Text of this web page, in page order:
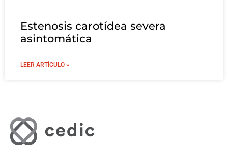
Estenosis carotídea severa
asintomática
LEER ARTÍCULO »